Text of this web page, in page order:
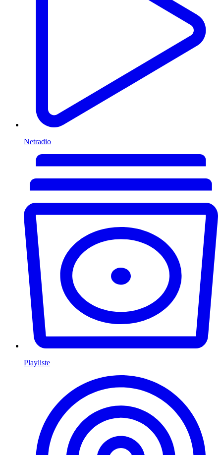
Netradio
Playliste